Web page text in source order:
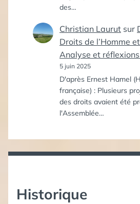
des…
Christian Laurut sur
Droits de l’Homme
Analyse et
5 juin 2025
D'après Ernest Hamel
française) : Plusieurs
des droits avaient été
l'Assemblée…
Historique